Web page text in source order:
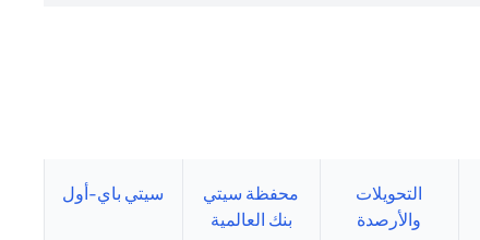
التحويلات
والأرصدة
محفظة سيتي
بنك العالمية
سيتي باي-أول